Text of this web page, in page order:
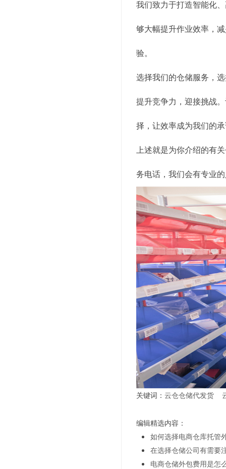
我们致力于打造智能化
够大幅提升作业效率，
验。
选择我们的仓储服务，
提升竞争力，迎接挑战
择，让效率成为我们的
上述就是为你介绍的有关
务电话，我们会有专业
关键词： 云仓仓储代发货
编辑精选内容：
如何选择电商仓库托管
在选择仓储公司有需要
电商仓储外包费用是怎